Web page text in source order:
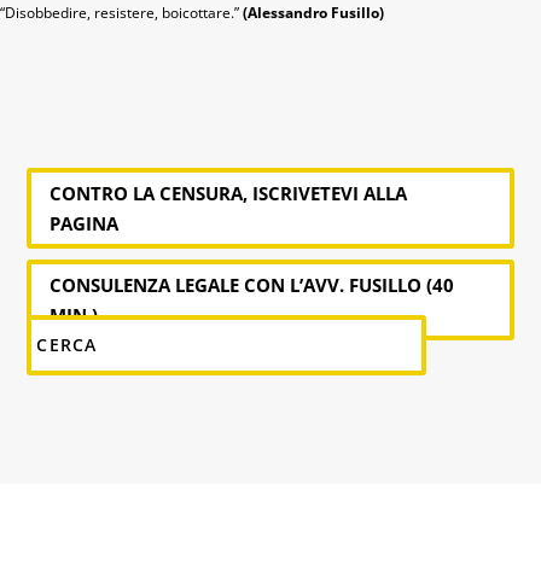
“Disobbedire, resistere, boicottare.”(Alessandro Fusillo)
CONTRO LA CENSURA, ISCRIVETEVI ALLA
PAGINA
CONSULENZA LEGALE CON L’AVV. FUSILLO (40
MIN.)